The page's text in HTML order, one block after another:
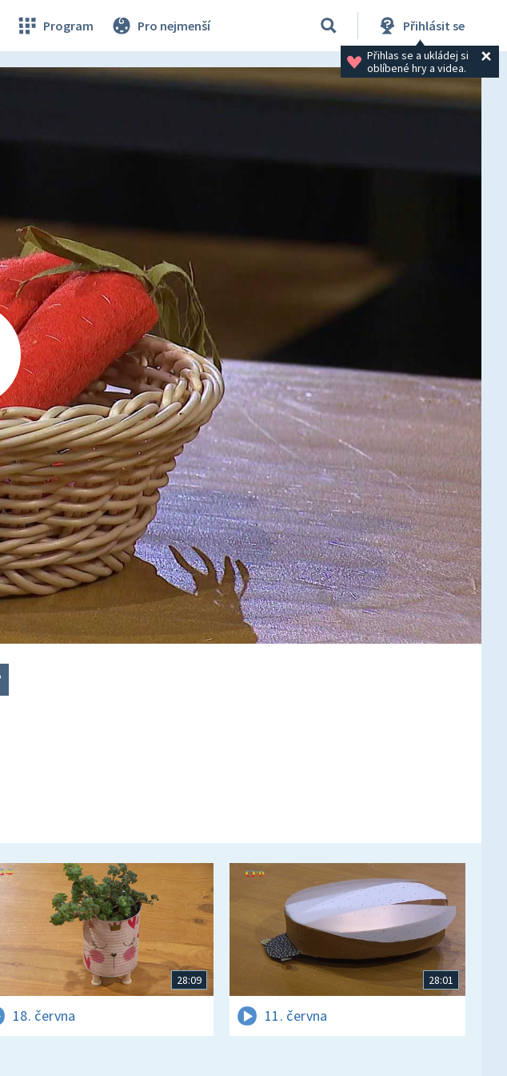
Program Pro nejmenší Přihlásit se
Přihlas se a ukládej si
oblíbené hry a videa.
28:09
18. června
28:01
11. června